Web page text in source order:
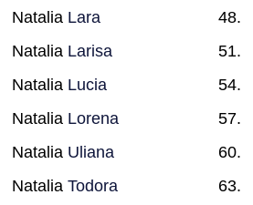
Natalia Lara
Natalia Larisa
Natalia Lucia
Natalia Lorena
Natalia Uliana
Natalia Todora